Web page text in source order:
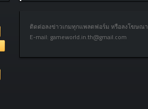
ติดต่อลงข่าวเกมทุกแพลตฟอร์ม หรือลงโฆษณา
E-mail: gameworld.in.th@gmail.com